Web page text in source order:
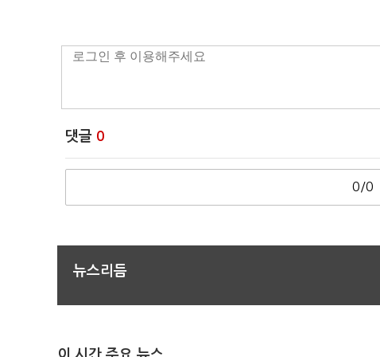
댓글 0
0/0
뉴스리듬